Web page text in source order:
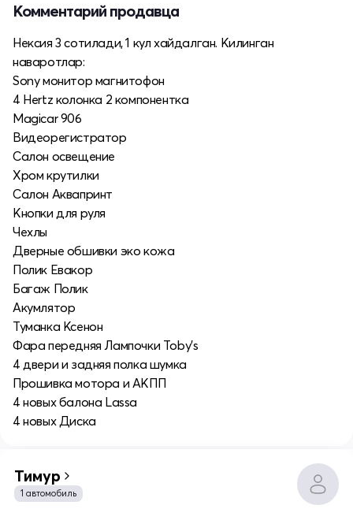
Комментарий продавца
Нексия 3 сотилади, 1 кул хайдалган. Килинган
наваротлар:
Sony монитор магнитофон
4 Hertz колонка 2 компонентка
Magicar 906
Видеорегистратор
Салон освещение
Хром крутилки
Салон Аквапринт
Кнопки для руля
Чехлы
Дверные обшивки эко кожа
Полик Евакор
Багаж Полик
Акумлятор
Туманка Ксенон
Фара передняя Лампочки Toby’s
4 двери и задняя полка шумка
Прошивка мотора и АКПП
4 новых балона Lassa
4 новых Диска
Тимур
1 автомобиль